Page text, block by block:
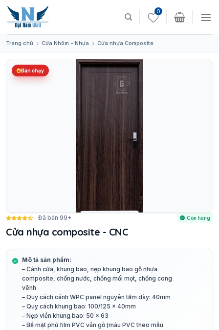
Skip
content
0
Trang chủ Cửa Nhôm - Nhựa Cửa nhựa Composite
Bán chạy
Đã bán 99+ Còn hàng
Cửa nhựa composite - CNC
Mô tả sản phẩm:
– Cánh cửa, khung bao, nẹp khung bao gỗ nhựa
composite, chống nước, chống mối mọt, chống cong
vênh
– Quy cách cánh WPC panel nguyên tấm dày: 40mm
– Quy cách khung bao: 100/125 x 40mm
– Nẹp viền khung bao: 50 x 63
– Bề mặt phủ film PVC vân gỗ (màu PVC theo mẫu